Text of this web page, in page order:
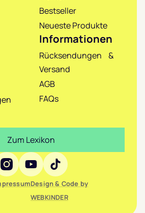
Bestseller
Neueste Produkte
Informationen
Rücksendungen &
Versand
AGB
FAQs
Media
Design & Code by
WEBKINDER
Zum Lexikon